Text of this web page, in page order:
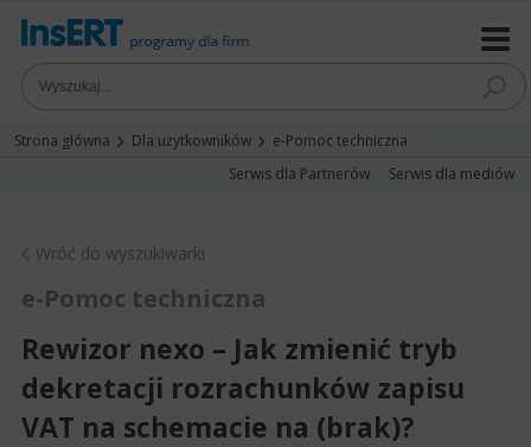
Strona główna Dla użytkowników
e-Pomoc techniczna
Serwis dla Partnerów
Serwis dla mediów
Wróć do wyszukiwarki
e-Pomoc techniczna
Rewizor nexo – Jak zmienić tryb
dekretacji rozrachunków zapisu
VAT na schemacie na (brak)?